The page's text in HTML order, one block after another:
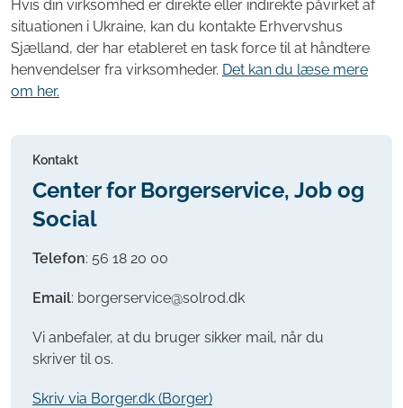
Hvis din virksomhed er direkte eller indirekte påvirket af
situationen i Ukraine, kan du kontakte Erhvervshus
Sjælland, der har etableret en task force til at håndtere
henvendelser fra virksomheder. Det kan du læse mere
om her.
Kontakt
Center for Borgerservice, Job og
Social
Telefon: 56 18 20 00
Email: borgerservice@solrod.dk
Vi anbefaler, at du bruger sikker mail, når du
skriver til os.
Skriv via Borger.dk (Borger)